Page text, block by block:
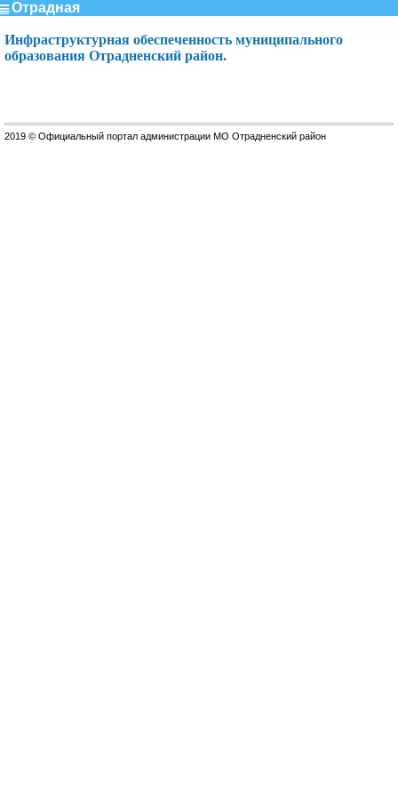
Отрадная
Инфраструктурная обеспеченность муниципального
образования Отрадненский район.
2019 © Официальный портал администрации МО Отрадненский район